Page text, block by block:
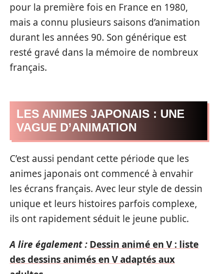
pour la première fois en France en 1980,
mais a connu plusieurs saisons d’animation
durant les années 90. Son générique est
resté gravé dans la mémoire de nombreux
français.
LES ANIMES JAPONAIS : UNE
VAGUE D’ANIMATION
C’est aussi pendant cette période que les
animes japonais ont commencé à envahir
les écrans français. Avec leur style de dessin
unique et leurs histoires parfois complexe,
ils ont rapidement séduit le jeune public.
A lire également : Dessin animé en V : liste
des dessins animés en V adaptés aux